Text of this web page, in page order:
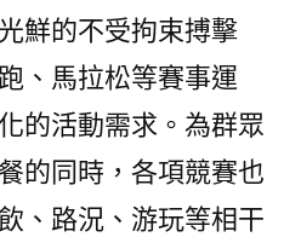
鮮的不受拘束搏擊
、馬拉松等賽事運
的活動需求。為群眾
的同時，各項競賽也
、路況、游玩等相干